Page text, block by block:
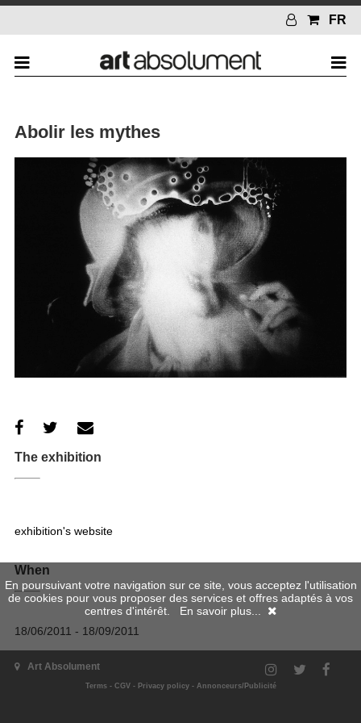
FR
Abolir les mythes
The exhibition
exhibition's website
When
18/06/2011 - 18/09/2011
Art Absolument
Terms- CGV- Privacy policy- Annonceurs/Publicité
En poursuivant votre navigation sur ce site, vous acceptez l'utilisation
de cookies pour vous proposer des services et offres adaptés à vos
centres d'intérêt. En savoir plus...